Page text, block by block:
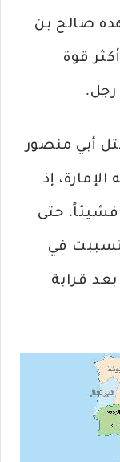
صالح بن
قوة
أبي منصور
الإمارة، إذ
حتى
في
قرابة